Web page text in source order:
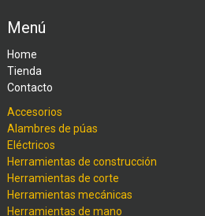
Menú
Home
Tienda
Contacto
Accesorios
Alambres de púas
Eléctricos
Herramientas de construcción
Herramientas de corte
Herramientas mecánicas
Herramientas de mano